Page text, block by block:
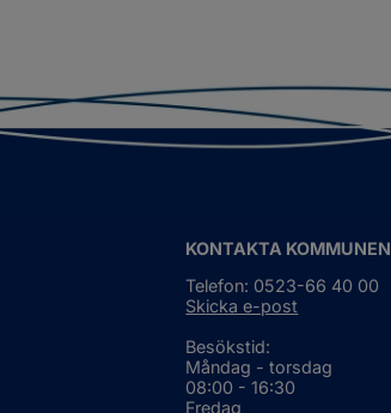
KONTAKTA KOMMUNEN
Telefon: 0523-66 40 00
Skicka e-post
Besökstid:
Måndag - torsdag
08:00 - 16:30
Fredag